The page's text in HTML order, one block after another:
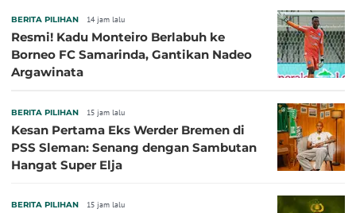
BERITA PILIHAN 14 jam lalu
Resmi! Kadu Monteiro Berlabuh ke
Borneo FC Samarinda, Gantikan Nadeo
Argawinata
BERITA PILIHAN 15 jam lalu
Kesan Pertama Eks Werder Bremen di
PSS Sleman: Senang dengan Sambutan
Hangat Super Elja
BERITA PILIHAN 15 jam lalu